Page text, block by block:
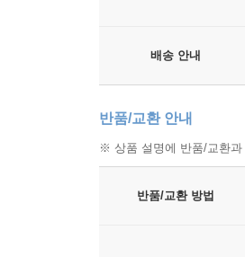
배송 안내
반품/교환 안내
※ 상품 설명에 반품/교환과
반품/교환 방법